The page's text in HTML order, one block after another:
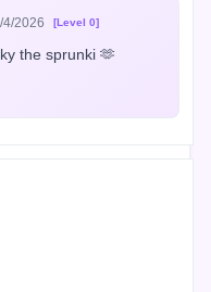
4/2026 [Level 0]
the sprunki 🫶